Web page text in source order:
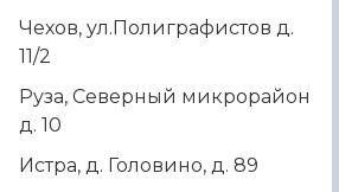
Чехов, ул.Полиграфистов д.
11/2
Руза, Северный микрорайон
д. 10
Истра, д. Головино, д. 89